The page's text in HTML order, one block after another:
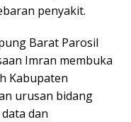
penyakit.
Barat Parosil
Imran membuka
Kabupaten
urusan bidang
dan